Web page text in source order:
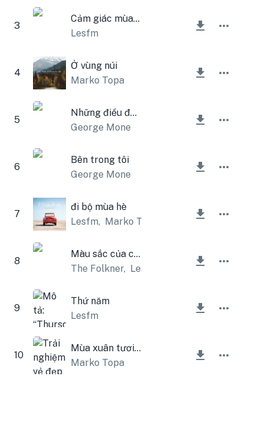
3
Cảm giác mùa thu
Lesfm
4
Ở vùng núi
Marko Topa
5
Những điều đẹp đẽ
George Mone
6
Bên trong tôi
George Mone
7
đi bộ mùa hè
Lesfm, Marko Topa
8
Màu sắc của cuộc sống
The Folkner, Lesfm
9
Thứ năm
Lesfm
10
Mùa xuân tươi đẹp
Marko Topa